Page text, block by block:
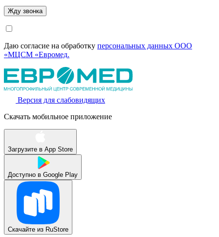
Даю согласие на обработку персональных данных ООО
«МЦСМ «Евромед.
Версия для слабовидящих
Скачать мобильное приложение
Загрузите в App Store
Доступно в Google Play
Скачайте из RuStore